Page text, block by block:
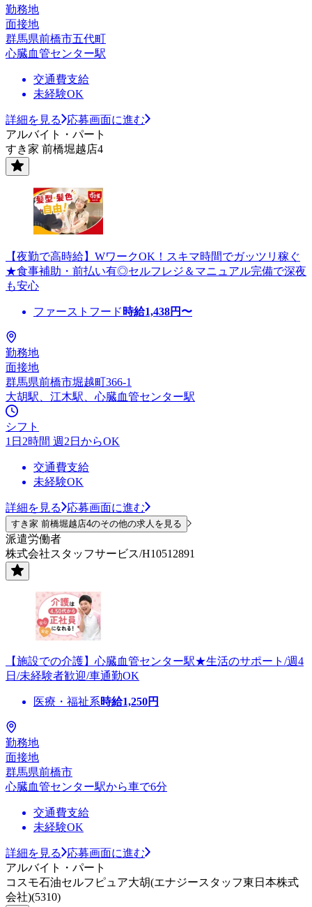
勤務地
面接地
群馬県前橋市五代町
心臓血管センター駅
交通費支給
未経験OK
詳細を見る
応募画面に進む
アルバイト・パート
すき家 前橋堀越店4
【夜勤で高時給】WワークOK！スキマ時間でガッツリ稼ぐ
★食事補助・前払い有◎セルフレジ＆マニュアル完備で深夜
も安心
ファーストフード 時給1,438円〜
勤務地
面接地
群馬県前橋市堀越町366-1
大胡駅、江木駅、心臓血管センター駅
シフト
1日2時間 週2日からOK
交通費支給
未経験OK
詳細を見る 応募画面に進む
すき家 前橋堀越店4のその他の求人を見る
派遣労働者
株式会社スタッフサービス/H10512891
【施設での介護】心臓血管センター駅★生活のサポート/週4
日/未経験者歓迎/車通勤OK
医療・福祉系時給1,250円
勤務地
面接地
群馬県前橋市
心臓血管センター駅から車で6分
交通費支給
未経験OK
詳細を見る
応募画面に進む
アルバイト・パート
コスモ石油セルフピュア大胡(エナジースタッフ東日本株式
会社)(5310)